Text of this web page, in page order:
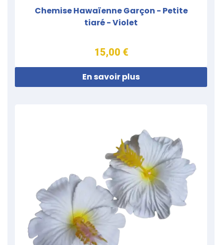
Chemise Hawaïenne Garçon - Petite
tiaré - Violet
15,00 €
En savoir plus